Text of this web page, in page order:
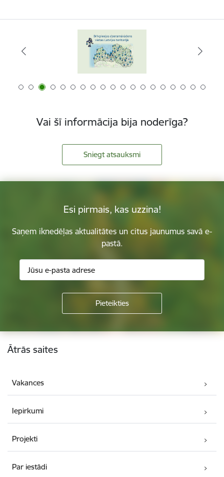
Vai šī informācija bija noderīga?
Sniegt atsauksmi
Esi pirmais, kas uzzina!
Saņem iknedēļas aktualitātes un citus jaunumus savā e-
pastā.
Kājene
Ātrās saites
Vakances
Iepirkumi
Projekti
Par iestādi